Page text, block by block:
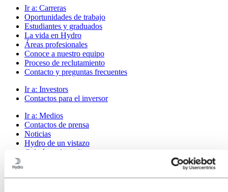
Ir a: Carreras
Oportunidades de trabajo
Estudiantes y graduados
La vida en Hydro
Áreas profesionales
Conoce a nuestro equipo
Proceso de reclutamiento
Contacto y preguntas frecuentes
Ir a: Investors
Contactos para el inversor
Ir a: Medios
Contactos de prensa
Noticias
Hydro de un vistazo
Galería multimedia
Esto es Hydro